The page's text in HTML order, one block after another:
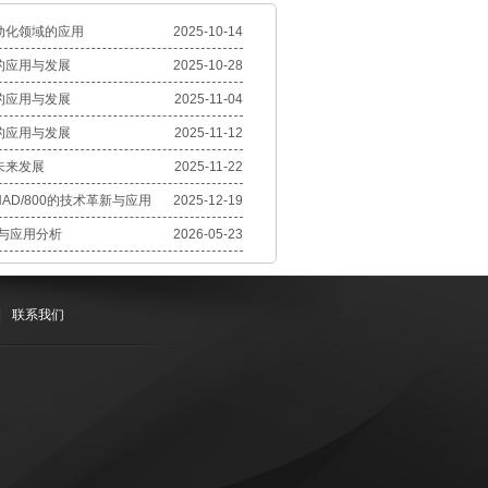
2025-10-14
化领域的应用
2025-10-28
应用与发展
2025-11-04
应用与发展
2025-11-12
应用与发展
2025-11-22
来发展
2025-12-19
800的技术革新与应用
2026-05-23
应用分析
联系我们